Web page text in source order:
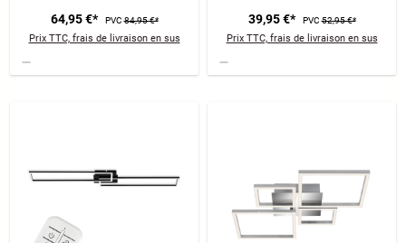
64,95 €* PVC84,95 €*
Prix TTC, frais de livraison en sus
39,95 €* PVC52,95 €*
Prix TTC, frais de livraison en sus